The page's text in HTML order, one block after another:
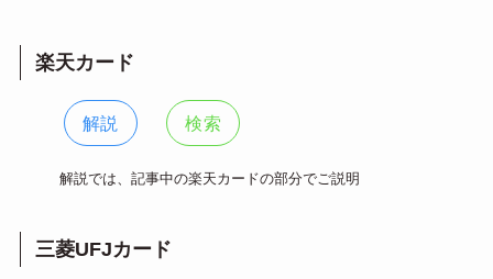
楽天カード
解説 検索
解説では、記事中の楽天カードの部分でご説明
三菱UFJカード